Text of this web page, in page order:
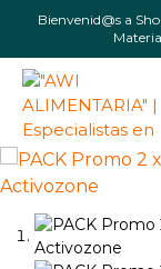
Bienvenid@s a